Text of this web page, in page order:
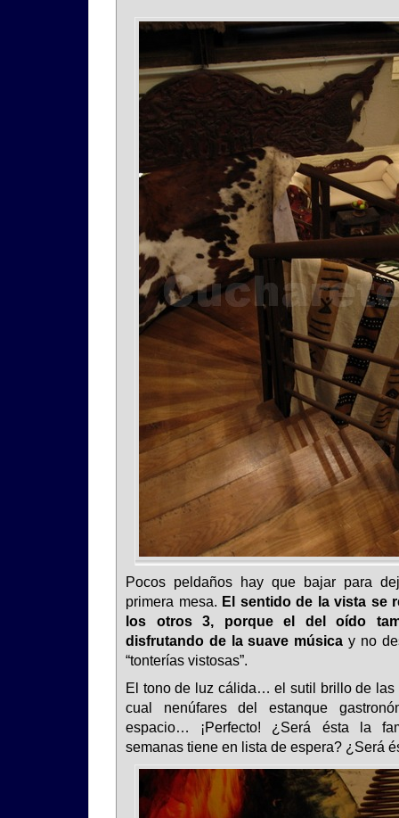
Pocos peldaños hay que bajar para
primera mesa. El sentido de la vista se
los otros 3, porque el del oído
disfrutando de la suave música y no
“tonterías vistosas”.
El tono de luz cálida… el sutil brillo de
cual nenúfares del estanque
espacio… ¡Perfecto! ¿Será ésta la
semanas tiene en lista de espera? ¿Será